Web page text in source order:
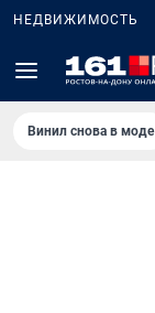
НЕДВИЖИМОСТЬ
Винил снова в моде